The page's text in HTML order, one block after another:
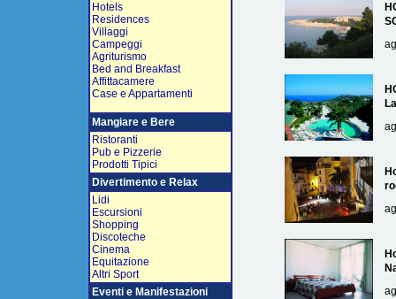
Hotels
Residences
Villaggi
Campeggi
Agriturismo
Bed and Breakfast
Affittacamere
Case e Appartamenti
Mangiare e Bere
Ristoranti
Pub e Pizzerie
Prodotti Tipici
Divertimento e Relax
Lidi
Escursioni
Shopping
Discoteche
Cinema
Equitazione
Altri Sport
Eventi e Manifestazioni